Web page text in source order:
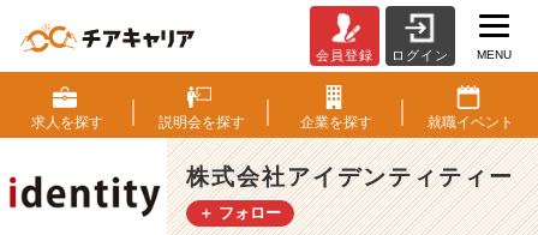
”え、、、？”っ
て
な
る
学
チ
カ
会員登録 ログイン MENU
求人を探す 説明会を探す 企業を探す 就職イベント
株式会社アイデンティティー
＋ フォロー